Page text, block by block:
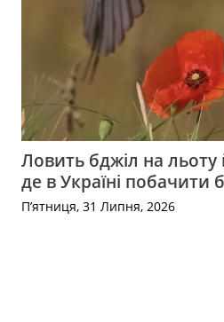
Ловить бджіл на
де в Україні побачити
П’ятниця, 31 Липня, 2026